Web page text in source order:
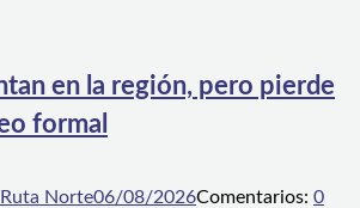
en la región, pero pierde
formal
Ruta Norte06/08/2026Comentarios: 0